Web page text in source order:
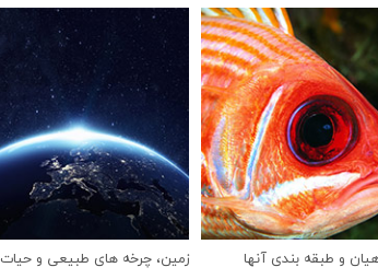
و طبقه بندی آنها زمین، چرخه های طبیعی و حیات